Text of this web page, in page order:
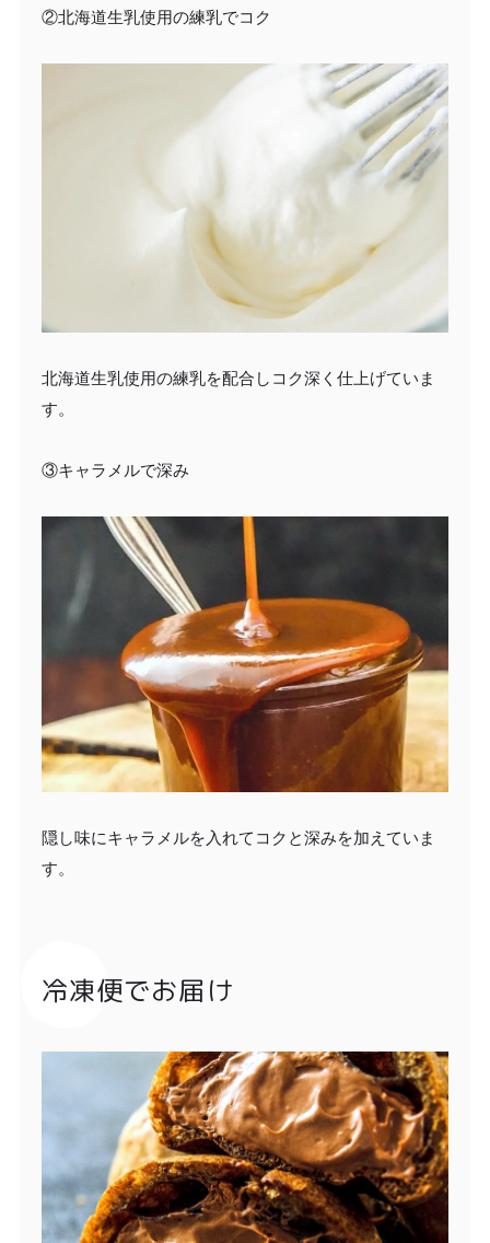
②北海道生乳使用の練乳でコク
北海道生乳使用の練乳を配合しコク深く仕上げていま
す。
③キャラメルで深み
隠し味にキャラメルを入れてコクと深みを加えていま
す。
冷凍便でお届け